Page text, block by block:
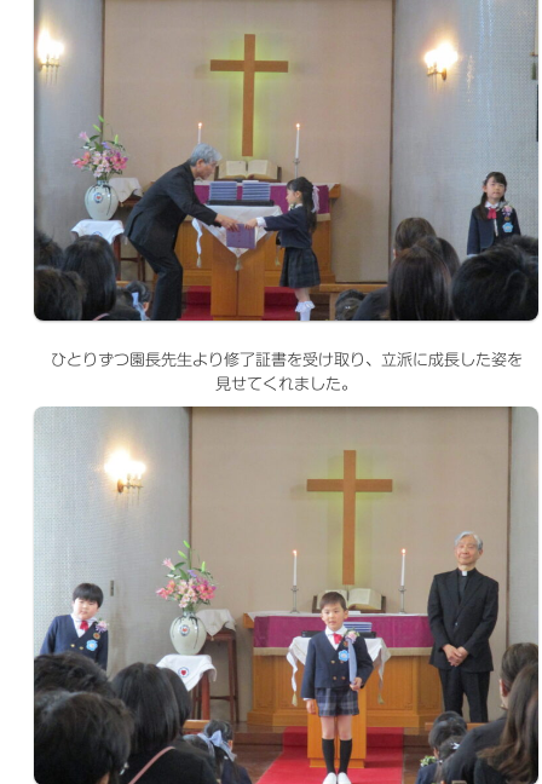
ひとりずつ園長先生より修了証書を受け取り、立派に成長した姿を
見せてくれました。